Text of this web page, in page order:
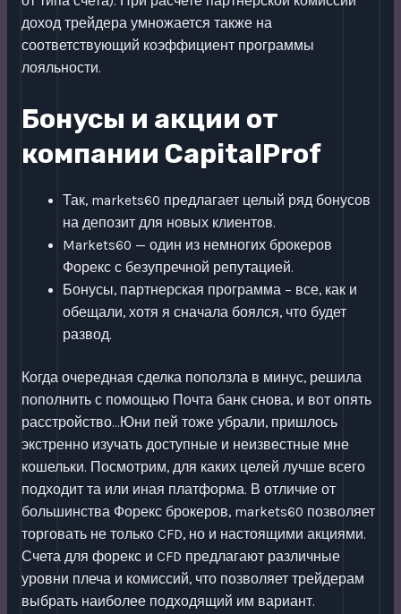
доход трейдера умножается также на
соответствующий коэффициент программы
лояльности.
Бонусы и акции от
компании CapitalProf
Так, markets60 предлагает целый ряд бонусов
на депозит для новых клиентов.
Markets60 — один из немногих брокеров
Форекс с безупречной репутацией.
Бонусы, партнерская программа – все, как и
обещали, хотя я сначала боялся, что будет
развод.
Когда очередная сделка поползла в минус, решила
пополнить с помощью Почта банк снова, и вот опять
расстройство…Юни пей тоже убрали, пришлось
экстренно изучать доступные и неизвестные мне
кошельки. Посмотрим, для каких целей лучше всего
подходит та или иная платформа. В отличие от
большинства Форекс брокеров, markets60 позволяет
торговать не только CFD, но и настоящими акциями.
Счета для форекс и CFD предлагают различные
уровни плеча и комиссий, что позволяет трейдерам
выбрать наиболее подходящий им вариант.